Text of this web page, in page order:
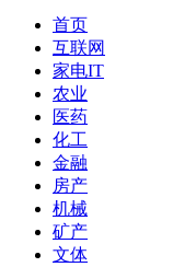
首页
互联网
家电IT
农业
医药
化工
金融
房产
机械
矿产
文体